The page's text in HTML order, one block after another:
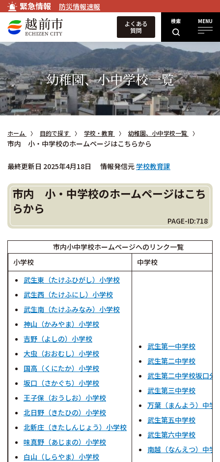
緊急情報 防災情報速報
検索 MENU
よくある
質問
幼稚園、小中学校一覧
ホーム 目的で探す 学校・教育 幼稚園、小中学校一覧
市内 小・中学校のホームページはこちらから
最終更新日 2025年4月18日 情報発信元学校教育課
市内 小・中学校のホームページはこち
らから
PAGE-ID:718
市内小中学校ホームページへのリンク一覧
小学校
中学校
武生東（たけふひがし）小学校
武生西（たけふにし）小学校
武生南（たけふみなみ）小学校
神山（かみやま）小学校
吉野（よしの）小学校
大虫（おおむし）小学校
国高（くにたか）小学校
坂口（さかぐち）小学校
王子保（おうしお）小学校
北日野（きたひの）小学校
北新庄（きたしんじょう）小学校
味真野（あじまの）小学校
白山（しらやま）小学校
武生第一中学校
武生第二中学校
武生第二中学校坂口分
武生第三中学校
万葉（まんよう）中学
武生第五中学校
武生第六中学校
南越（なんえつ）中学